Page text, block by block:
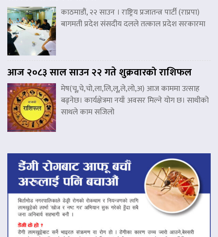
काठमाडौं, २२ साउन । राष्ट्रिय प्रजातन्त्र पार्टी (राप्रपा)
बागमती प्रदेश संसदीय दलले तत्काल प्रदेश सरकारमा
आज २०८३ साल साउन २२ गते शुक्रवारको राशिफल
मेष(चू,चे,चो,ला,लि,लू,ले,लो,अ) आज काममा उत्साह
बढ्नेछ। कार्यक्षेत्रमा नयाँ अवसर मिल्ने योग छ। साथीको
साथले काम सजिलो